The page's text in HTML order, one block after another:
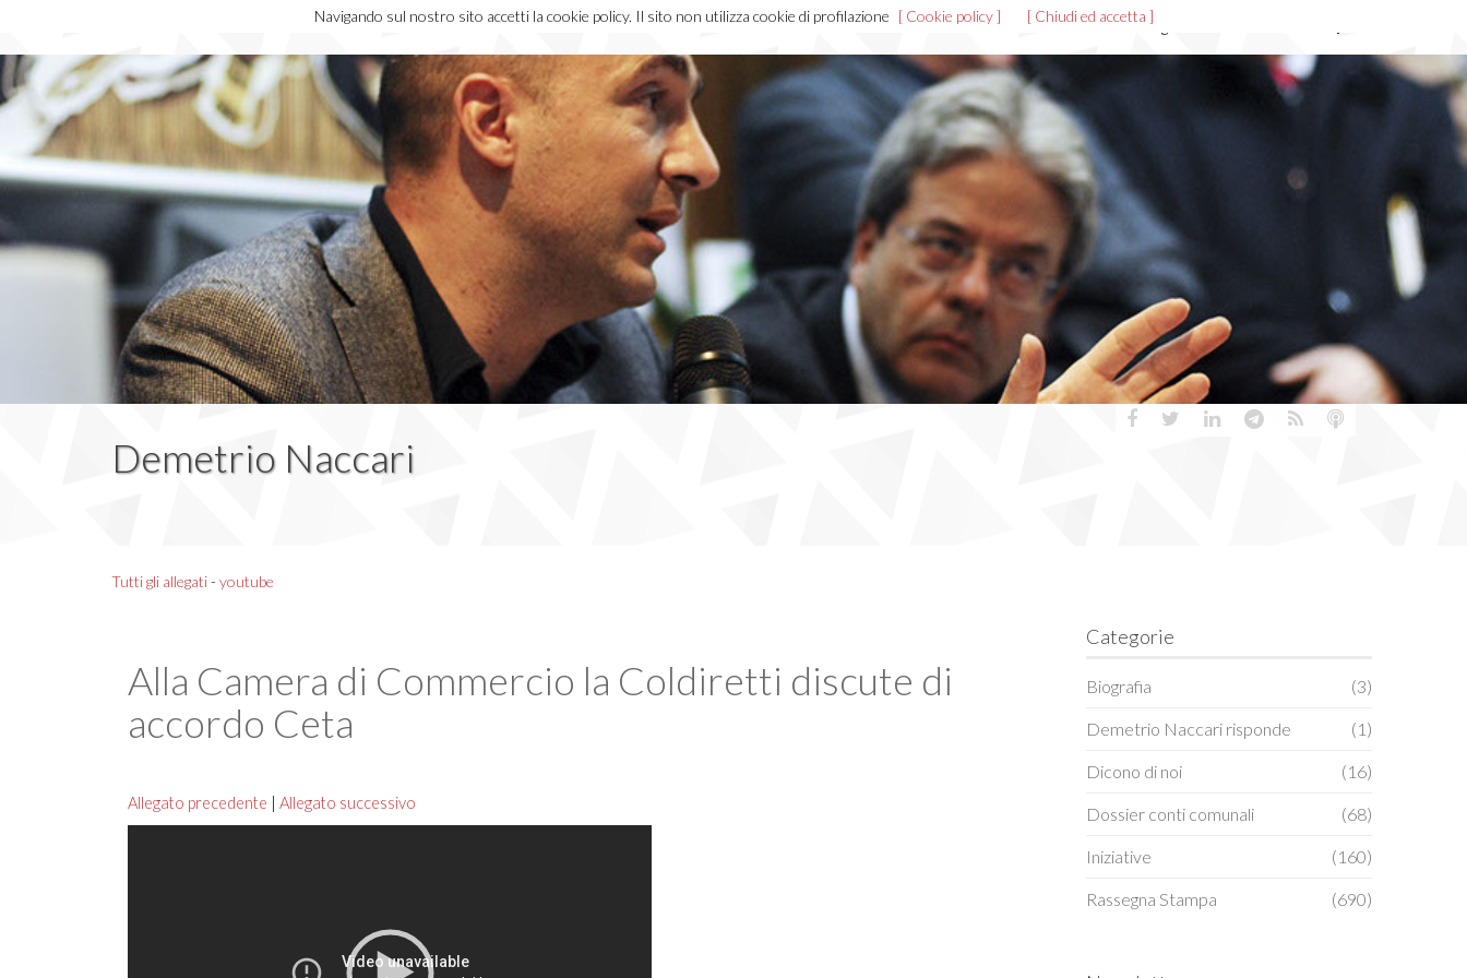
Home Chi sono News ed eventi Allegati
Demetrio Naccari
Tutti gli allegati- youtube
Alla Camera di Commercio la Coldiretti discute di
accordo Ceta
Allegato precedente | Allegato successivo
Categorie
Biografia (3)
Demetrio Naccari risponde (1)
Dicono di noi (16)
Dossier conti comunali (68)
Iniziative (160)
Rassegna Stampa (690)
Navigando sul nostro sito accetti la cookie policy. Il sito non utilizza cookie di profilazione [ Cookie policy ] [ Chiudi ed accetta ]